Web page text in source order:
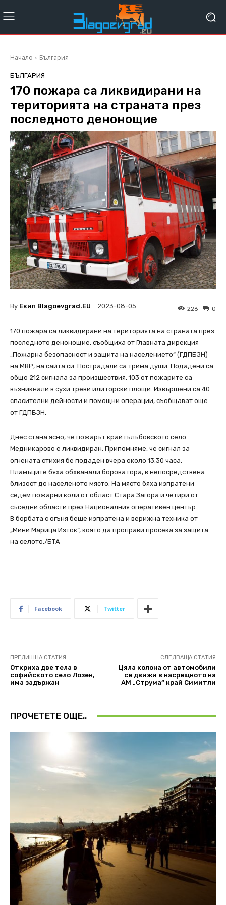
Начало България
БЪЛГАРИЯ
170 пожара са ликвидирани на
територията на страната през
последното денонощие
By Екип Blagoevgrad.EU 2023-08-05 0
226
170 пожара са ликвидирани на територията на страната през
последното денонощие, съобщиха от Главната дирекция
„Пожарна безопасност и защита на населението“ (ГДПБЗН)
на МВР, на сайта си. Пострадали са трима души. Подадени са
общо 212 сигнала за произшествия. 103 от пожарите са
възникнали в сухи треви или горски площи. Извършени са 40
спасителни дейности и помощни операции, съобщават още
от ГДПБЗН.
Днес стана ясно, че пожарът край гълъбовското село
Медникарово е ликвидиран. Припомняме, че сигнал за
огнената стихия бе подаден вчера около 13:30 часа.
Пламъците бяха обхванали борова гора, в непосредствена
близост до населеното място. На място бяха изпратени
седем пожарни коли от област Стара Загора и четири от
съседни области през Националния оперативен център.
В борбата с огъня беше изпратена и верижна техника от
„Мини Марица Изток“, която да проправи просека за защита
на селото./БТА
Facebook Twitter
ПРЕДИШНА СТАТИЯ
Откриха две тела в
софийското село Лозен,
има задържан
СЛЕДВАЩА СТАТИЯ
Цяла колона от автомобили
се движи в насрещното на
АМ „Струма“ край Симитли
ПРОЧЕТЕТЕ ОЩЕ..